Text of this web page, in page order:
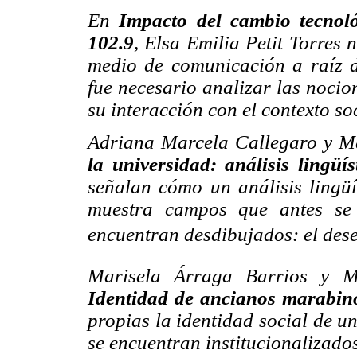
En Impacto del cambio
102.9, Elsa Emilia Petit Torres
medio de comunicación a raíz
fue necesario analizar las
su interacción con el contexto
Adriana Marcela Callegaro y
la universidad: análisis
señalan cómo un análisis
muestra campos que antes
encuentran desdibujados: el
Marisela Árraga Barrios y
Identidad de ancianos
propias la identidad social de
se encuentran